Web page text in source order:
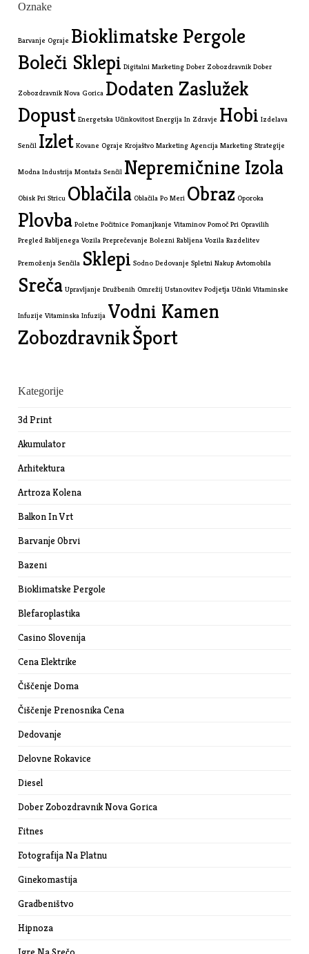
Oznake
Barvanje Ograje Bioklimatske Pergole
Boleči Sklepi Digitalni Marketing Dober Zobozdravnik Dober
Zobozdravnik Nova Gorica Dodaten Zaslužek
Dopust Energetska Učinkovitost Energija In Zdravje Hobi Izdelava
Senčil Izlet Kovane Ograje Krojaštvo Marketing Agencija Marketing Strategije
Modna Industrija Montaža Senčil Nepremičnine Izola
Obisk Pri Stricu Oblačila Oblačila Po Meri Obraz Oporoka
Plovba Poletne Počitnice Pomanjkanje Vitaminov Pomoč Pri Opravilih
Pregled Rabljenega Vozila Preprečevanje Bolezni Rabljena Vozila Razdelitev
Premoženja Senčila Sklepi Sodno Dedovanje Spletni Nakup Avtomobila
Sreča Upravljanje Družbenih Omrežij Ustanovitev Podjetja Učinki Vitaminske
Infuzije Vitaminska Infuzija Vodni Kamen
ZobozdravnikŠport
Kategorije
3d Print
Akumulator
Arhitektura
Artroza Kolena
Balkon In Vrt
Barvanje Obrvi
Bazeni
Bioklimatske Pergole
Blefaroplastika
Casino Slovenija
Cena Elektrike
Čiščenje Doma
Čiščenje Prenosnika Cena
Dedovanje
Delovne Rokavice
Diesel
Dober Zobozdravnik Nova Gorica
Fitnes
Fotografija Na Platnu
Ginekomastija
Gradbeništvo
Hipnoza